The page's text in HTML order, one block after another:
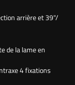
arrière et 39"/
de la lame en
4 fixations